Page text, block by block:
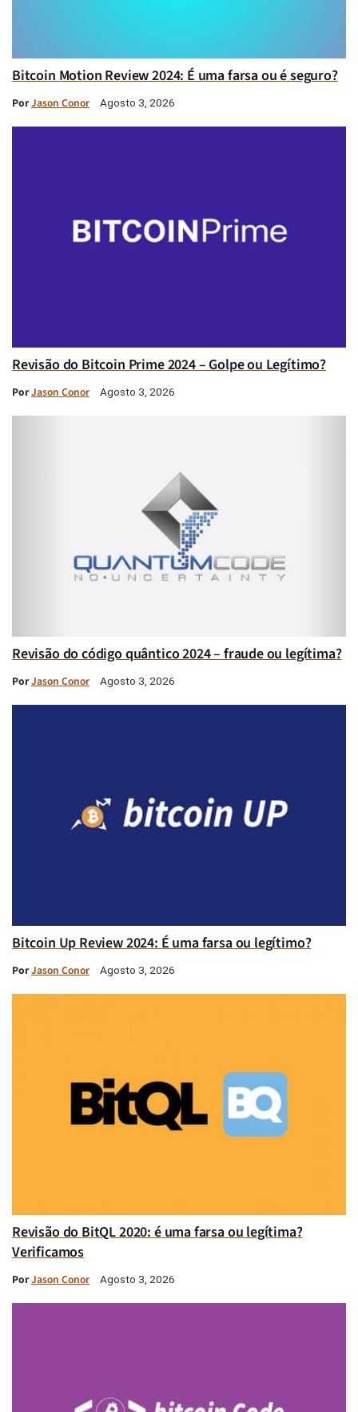
Bitcoin Motion Review 2024: É uma farsa ou é seguro?
PorJason Conor Agosto 3, 2026
Revisão do Bitcoin Prime 2024 – Golpe ou Legítimo?
PorJason Conor Agosto 3, 2026
Revisão do código quântico 2024 – fraude ou legítima?
PorJason Conor Agosto 3, 2026
Bitcoin Up Review 2024: É uma farsa ou legítimo?
PorJason Conor Agosto 3, 2026
Revisão do BitQL 2020: é uma farsa ou legítima?
Verificamos
PorJason Conor Agosto 3, 2026